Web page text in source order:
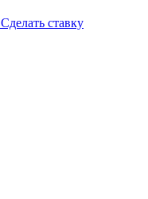
Сделать ставку